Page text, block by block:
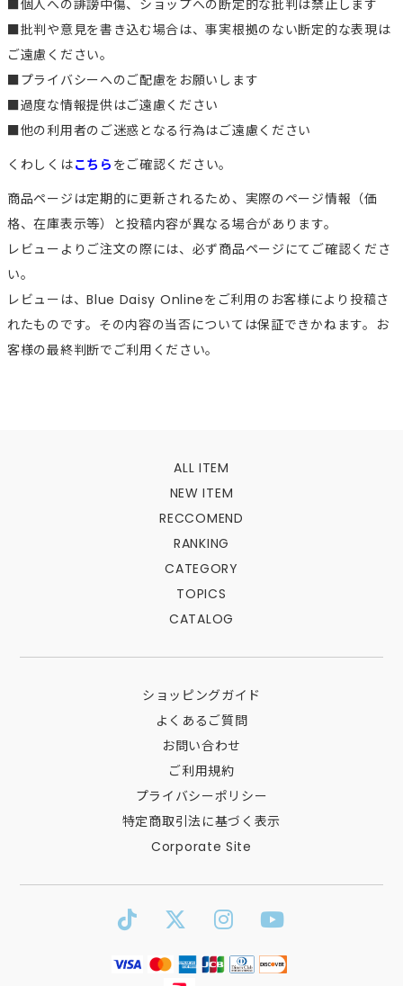
■個人への誹謗中傷、ショップへの断定的な批判は禁止します
■批判や意見を書き込む場合は、事実根拠のない断定的な表現は
ご遠慮ください。
■プライバシーへのご配慮をお願いします
■過度な情報提供はご遠慮ください
■他の利用者のご迷惑となる行為はご遠慮ください
くわしくはこちら をご確認ください。
商品ページは定期的に更新されるため、実際のページ情報（価
格、在庫表示等）と投稿内容が異なる場合があります。
レビューよりご注文の際には、必ず商品ページにてご確認くださ
い。
レビューは、Blue Daisy Onlineをご利用のお客様により投稿さ
れたものです。その内容の当否については保証できかねます。お
客様の最終判断でご利用ください。
ALL ITEM
NEW ITEM
RECCOMEND
RANKING
CATEGORY
TOPICS
CATALOG
ショッピングガイド
よくあるご質問
お問い合わせ
ご利用規約
プライバシーポリシー
特定商取引法に基づく表示
Corporate Site